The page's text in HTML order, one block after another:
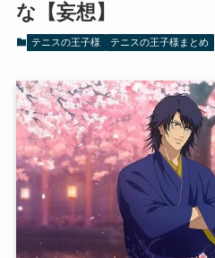
な【妄想】
テニスの王子様 テニスの王子様まとめ